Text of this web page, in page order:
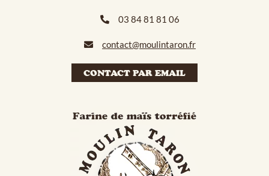
03 84 81 81 06
contact@moulintaron.fr
CONTACT PAR EMAIL